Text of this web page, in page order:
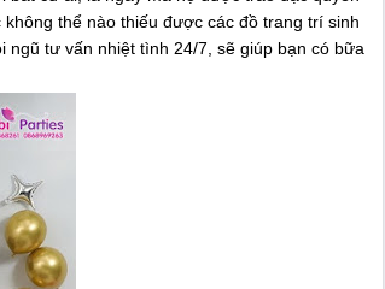
thể nào thiếu được các đồ trang trí sinh
ngũ tư vấn nhiệt tình 24/7, sẽ giúp bạn có bữa